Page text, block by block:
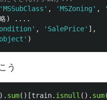
'MSSubClass ' , 'MSZoning ' , '
) . ...
' , ' SalePrice' ],
object ' )
う
sum()[train. isnull (). sum